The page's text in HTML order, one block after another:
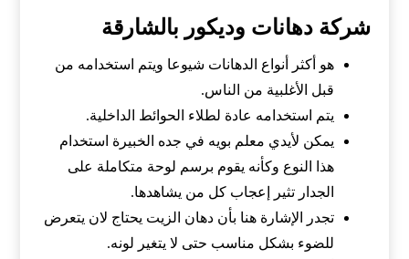
شركة دهانات وديكور بالشارقة
هو أكثر أنواع الدهانات شيوعا ويتم استخدامه من
قبل الأغلبية من الناس.
يتم استخدامه عادة لطلاء الحوائط الداخلية.
يمكن لأيدي معلم بويه في جده الخبيرة استخدام
هذا النوع وكأنه يقوم برسم لوحة متكاملة على
الجدار تثير إعجاب كل من يشاهدها.
تجدر الإشارة هنا بأن دهان الزيت يحتاج لان يتعرض
للضوء بشكل مناسب حتى لا يتغير لونه.